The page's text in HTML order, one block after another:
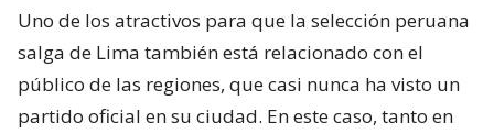
Uno de los atractivos para que la selección peruana
salga de Lima también está relacionado con el
público de las regiones, que casi nunca ha visto un
partido oficial en su ciudad. En este caso, tanto en